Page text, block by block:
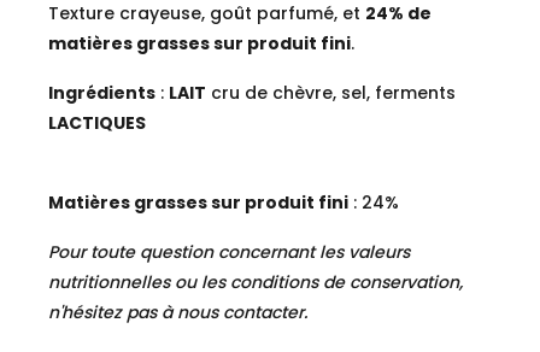
Texture crayeuse, goût parfumé, et 24% de
matières grasses sur produit fini.
Ingrédients : LAIT cru de chèvre, sel, ferments
LACTIQUES
Matières grasses sur produit fini : 24%
Pour toute question concernant les valeurs
nutritionnelles ou les conditions de conservation,
n'hésitez pas à nous contacter.